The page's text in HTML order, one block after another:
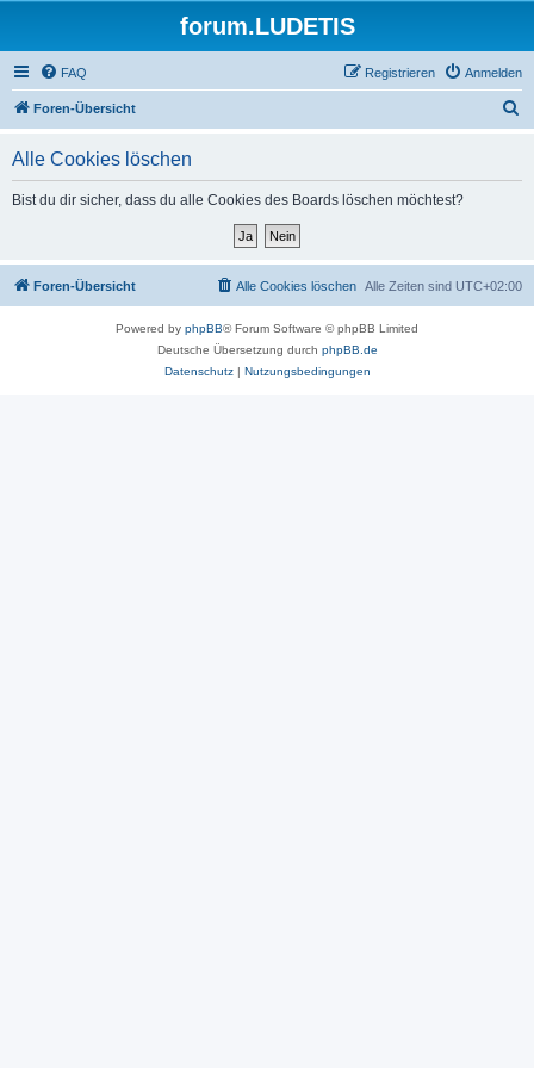
forum.LUDETIS
FAQ Anmelden
Registrieren
Foren-Übersicht
Alle Cookies löschen
Bist du dir sicher, dass du alle Cookies des Boards löschen möchtest?
Foren-Übersicht Alle Zeiten sind UTC+02:00
Alle Cookies löschen
Powered by phpBB® Forum Software © phpBB Limited
Deutsche Übersetzung durch phpBB.de
Datenschutz| Nutzungsbedingungen